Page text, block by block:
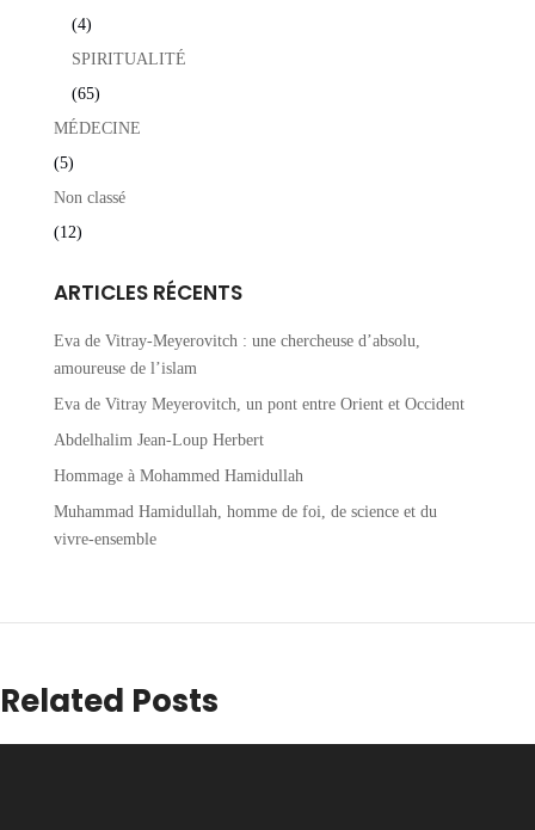
(4)
SPIRITUALITÉ
(65)
MÉDECINE
(5)
Non classé
(12)
ARTICLES RÉCENTS
Eva de Vitray-Meyerovitch : une chercheuse d’absolu,
amoureuse de l’islam
Eva de Vitray Meyerovitch, un pont entre Orient et Occident
Abdelhalim Jean-Loup Herbert
Hommage à Mohammed Hamidullah
Muhammad Hamidullah, homme de foi, de science et du
vivre-ensemble
Related Posts